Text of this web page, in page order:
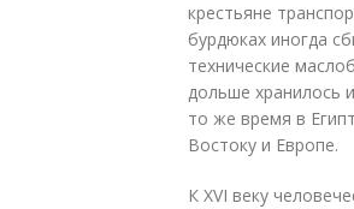
крестьяне
бурдюках иногда
технические
дольше хранилось
то же время в
Востоку и Европе.
К XVI веку